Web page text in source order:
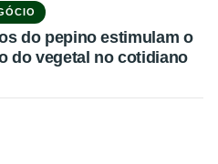
do pepino estimulam o
do vegetal no cotidiano